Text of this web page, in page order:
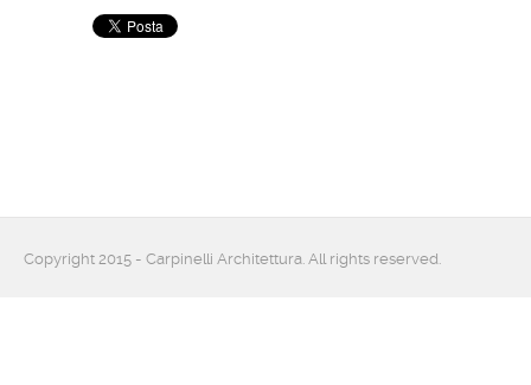
Copyright 2015 - Carpinelli Architettura. All rights reserved.